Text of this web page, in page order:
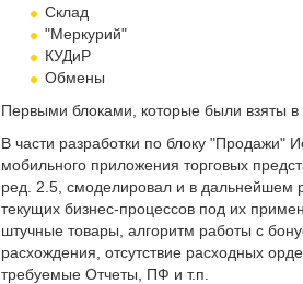
Склад
"Меркурий"
КУДиР
Обмены
Первыми блоками, которые были взяты в
В части разработки по блоку "Продажи"
мобильного приложения торговых
ред. 2.5, смоделировал и в дальнейшем
текущих бизнес-процессов под их
штучные товары, алгоритм работы с
расхождения, отсутствие расходных
требуемые Отчеты, ПФ и т.п.